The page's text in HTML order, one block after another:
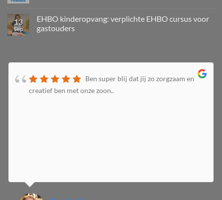
13
Sep
EHBO kinderopvang: verplichte EHBO cursus voor
gastouders
Ben super blij dat jij zo zorgzaam en
creatief ben met onze zoon..